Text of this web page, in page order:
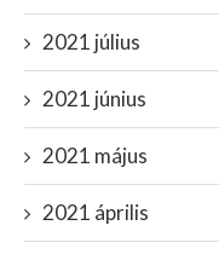
2021 július
2021 június
2021 május
2021 április